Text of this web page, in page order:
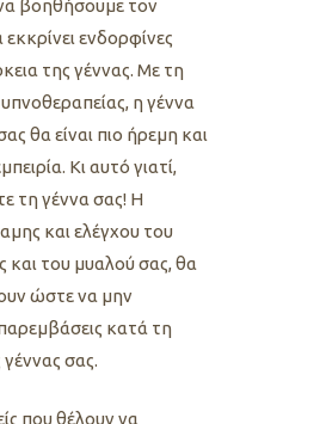
βοηθήσουμε τον
ενδορφίνες
της γέννας. Με τη
η γέννα
θα είναι πιο ήρεμη και
Κι αυτό γιατί,
τη γέννα σας! Η
και ελέγχου του
του μυαλού σας, θα
ώστε να μην
κατά τη
γέννας σας.
που θέλουν να